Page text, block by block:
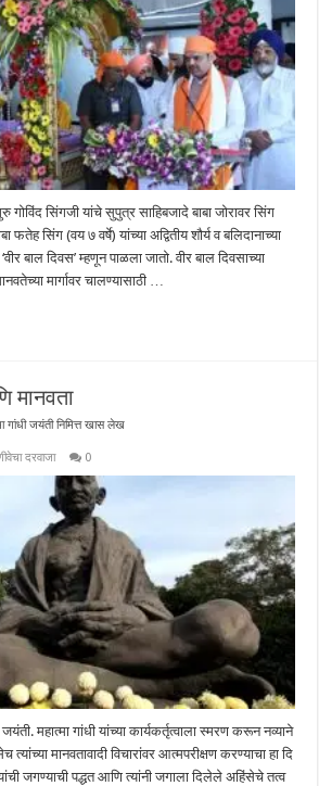
गोविंद सिंगजी यांचे सुपुत्र साहिबजादे बाबा जोरावर सिंग
फतेह सिंग (वय ७ वर्षे) यांच्या अद्वितीय शौर्य व बलिदानाच्या
बाल दिवस’ म्हणून पाळला जातो. वीर बाल दिवसाच्या
मार्गावर चालण्यासाठी …
मानवता
गांधी जयंती निमित्त खास लेख
दरवाजा 0
महात्मा गांधी यांच्या कार्यकर्तृत्वाला स्मरण करून नव्याने
मानवतावादी विचारांवर आत्मपरीक्षण करण्याचा हा दि
जगण्याची पद्धत आणि त्यांनी जगाला दिलेले अहिंसेचे तत्व